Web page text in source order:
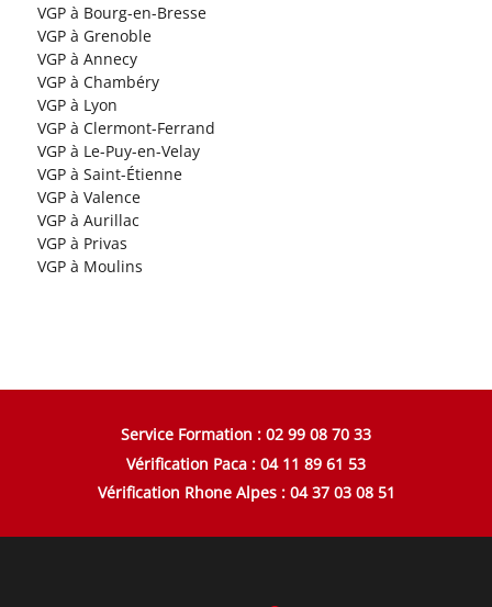
VGP à Bourg-en-Bresse
VGP à Grenoble
VGP à Annecy
VGP à Chambéry
VGP à Lyon
VGP à Clermont-Ferrand
VGP à Le-Puy-en-Velay
VGP à Saint-Étienne
VGP à Valence
VGP à Aurillac
VGP à Privas
VGP à Moulins
Service Formation : 02 99 08 70 33
Vérification Paca : 04 11 89 61 53
Vérification Rhone Alpes : 04 37 03 08 51